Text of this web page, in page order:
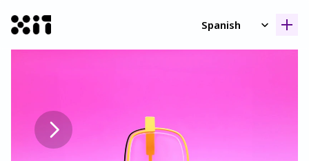
Spanish